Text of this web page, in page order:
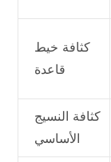
كثافة خيط
قاعدة
كثافة النسيج
الأساسي